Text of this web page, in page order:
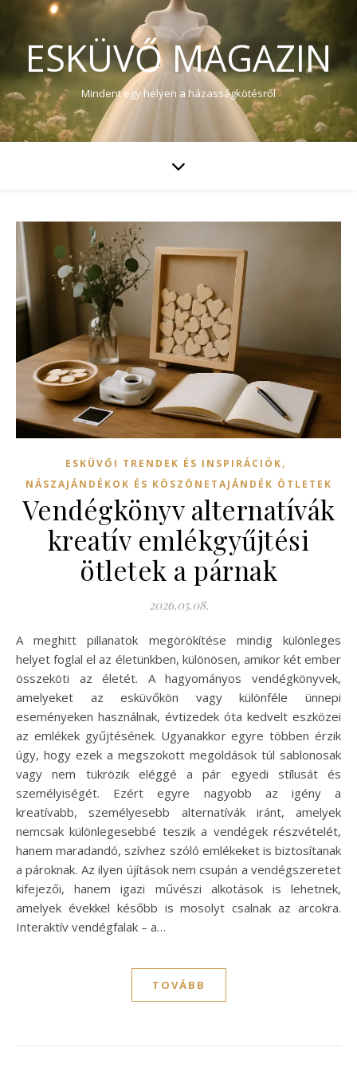
ESKÜVŐ MAGAZIN
Mindent egy helyen a házasságkötésről
ESKÜVŐI TRENDEK ÉS INSPIRÁCIÓK,
NÁSZAJÁNDÉKOK ÉS KÖSZÖNETAJÁNDÉK ÖTLETEK
Vendégkönyv alternatívák
kreatív emlékgyűjtési
ötletek a párnak
2026.05.08.
A meghitt pillanatok megörökítése mindig különleges
helyet foglal el az életünkben, különösen, amikor két ember
összeköti az életét. A hagyományos vendégkönyvek,
amelyeket az esküvőkön vagy különféle ünnepi
eseményeken használnak, évtizedek óta kedvelt eszközei
az emlékek gyűjtésének. Ugyanakkor egyre többen érzik
úgy, hogy ezek a megszokott megoldások túl sablonosak
vagy nem tükrözik eléggé a pár egyedi stílusát és
személyiségét. Ezért egyre nagyobb az igény a
kreatívabb, személyesebb alternatívák iránt, amelyek
nemcsak különlegesebbé teszik a vendégek részvételét,
hanem maradandó, szívhez szóló emlékeket is biztosítanak
a pároknak. Az ilyen újítások nem csupán a vendégszeretet
kifejezői, hanem igazi művészi alkotások is lehetnek,
amelyek évekkel később is mosolyt csalnak az arcokra.
Interaktív vendégfalak – a…
TOVÁBB